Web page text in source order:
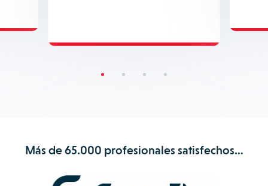
Más de 65.000 profesionales satisfechos…